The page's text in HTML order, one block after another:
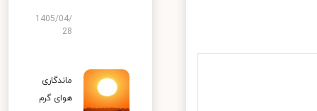
1405/04/
28
ماندگاری
هوای گرم